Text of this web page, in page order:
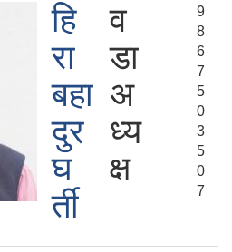
हि
रा
बहा
दुर
घ
र्ती
व
डा
अ
ध्य
क्ष
9
8
6
7
5
0
3
5
0
7